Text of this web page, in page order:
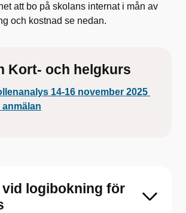
att bo på skolans internat i mån av
och kostnad se nedan.
Kort- och helgkurs
14-16 november 2025
logibokning för